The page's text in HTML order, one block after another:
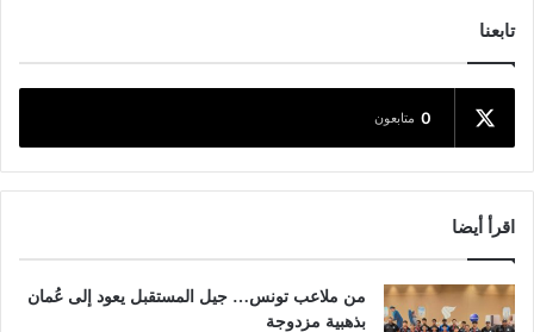
تابعنا
0 متابعون
اقرأ أيضا
من ملاعب تونس… جيل المستقبل يعود إلى عُمان
بذهبية مزدوجة